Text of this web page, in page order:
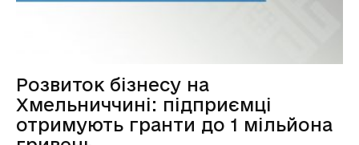
Розвиток бізнесу на
Хмельниччині: підприємці
отримують гранти до 1 мільйона